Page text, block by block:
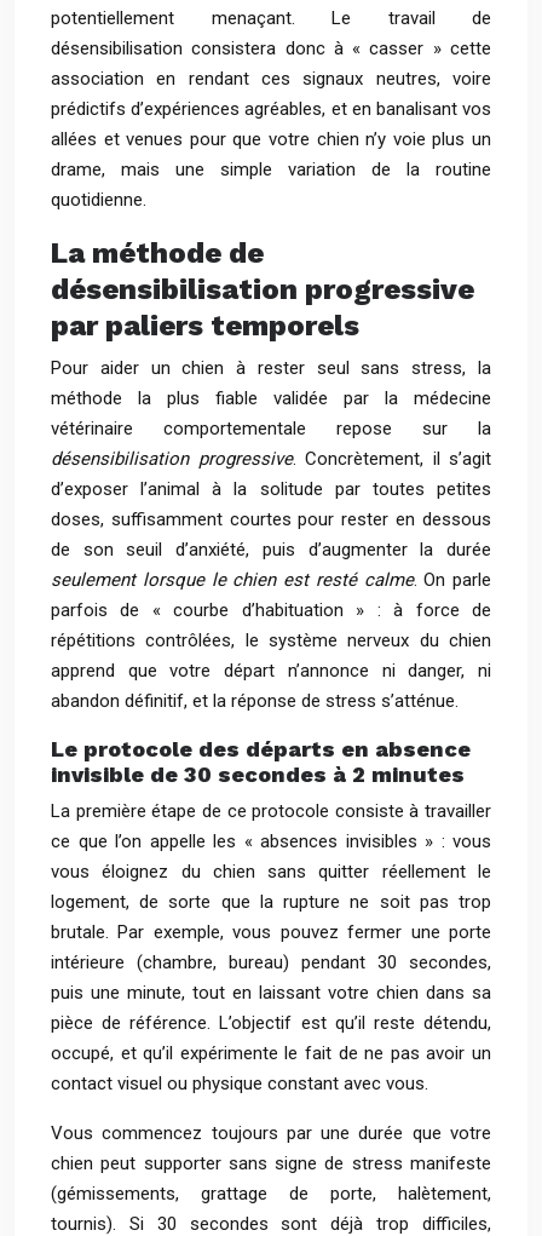
potentiellement menaçant. Le travail de
désensibilisation consistera donc à « casser » cette
association en rendant ces signaux neutres, voire
prédictifs d’expériences agréables, et en banalisant vos
allées et venues pour que votre chien n’y voie plus un
drame, mais une simple variation de la routine
quotidienne.
La méthode de
désensibilisation progressive
par paliers temporels
Pour aider un chien à rester seul sans stress, la
méthode la plus fiable validée par la médecine
vétérinaire comportementale repose sur la
désensibilisation progressive. Concrètement, il s’agit
d’exposer l’animal à la solitude par toutes petites
doses, suffisamment courtes pour rester en dessous
de son seuil d’anxiété, puis d’augmenter la durée
seulement lorsque le chien est resté calme. On parle
parfois de « courbe d’habituation » : à force de
répétitions contrôlées, le système nerveux du chien
apprend que votre départ n’annonce ni danger, ni
abandon définitif, et la réponse de stress s’atténue.
Le protocole des départs en absence
invisible de 30 secondes à 2 minutes
La première étape de ce protocole consiste à travailler
ce que l’on appelle les « absences invisibles » : vous
vous éloignez du chien sans quitter réellement le
logement, de sorte que la rupture ne soit pas trop
brutale. Par exemple, vous pouvez fermer une porte
intérieure (chambre, bureau) pendant 30 secondes,
puis une minute, tout en laissant votre chien dans sa
pièce de référence. L’objectif est qu’il reste détendu,
occupé, et qu’il expérimente le fait de ne pas avoir un
contact visuel ou physique constant avec vous.
Vous commencez toujours par une durée que votre
chien peut supporter sans signe de stress manifeste
(gémissements, grattage de porte, halètement,
tournis). Si 30 secondes sont déjà trop difficiles,